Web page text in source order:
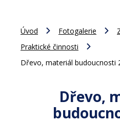
Úvod Fotogalerie
Praktické činnosti
Dřevo, materiál budoucnosti
Dřevo,